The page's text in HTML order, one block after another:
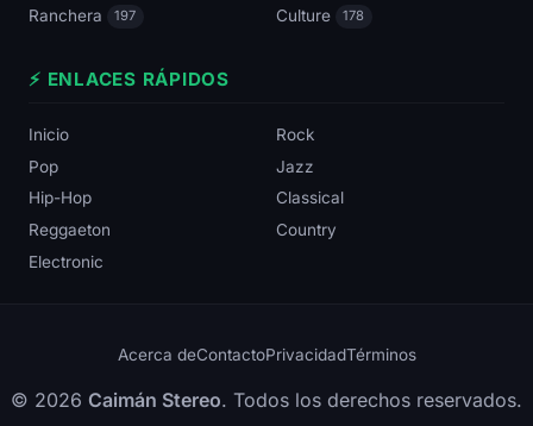
Ranchera 197 Culture 178
⚡ ENLACES RÁPIDOS
Inicio
Rock
Pop
Jazz
Hip-Hop
Classical
Reggaeton
Country
Electronic
Acerca deContactoPrivacidadTérminos
© 2026 Caimán Stereo. Todos los derechos reservados.